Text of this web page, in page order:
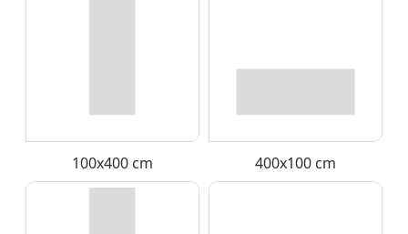
100x400 cm 400x100 cm